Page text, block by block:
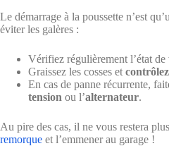
Le démarrage à la poussette n’est
éviter les galères :
Vérifiez régulièrement l’état de
Graissez les cosses et
En cas de panne récurrente,
tension ou l’alternateur.
Au pire des cas, il ne vous restera
remorque et l’emmener au garage !